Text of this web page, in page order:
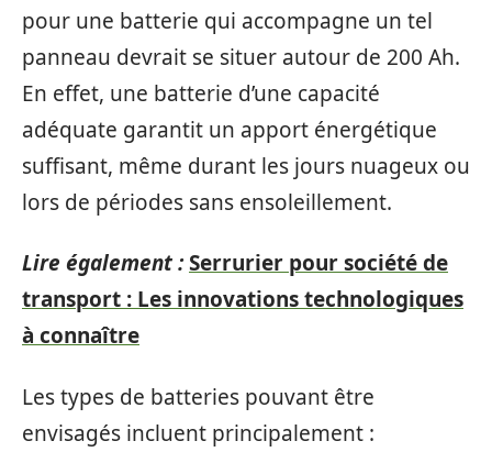
pour une batterie qui accompagne un tel
panneau devrait se situer autour de 200 Ah.
En effet, une batterie d’une capacité
adéquate garantit un apport énergétique
suffisant, même durant les jours nuageux ou
lors de périodes sans ensoleillement.
Lire également :Serrurier pour société de
transport : Les innovations technologiques
à connaître
Les types de batteries pouvant être
envisagés incluent principalement :